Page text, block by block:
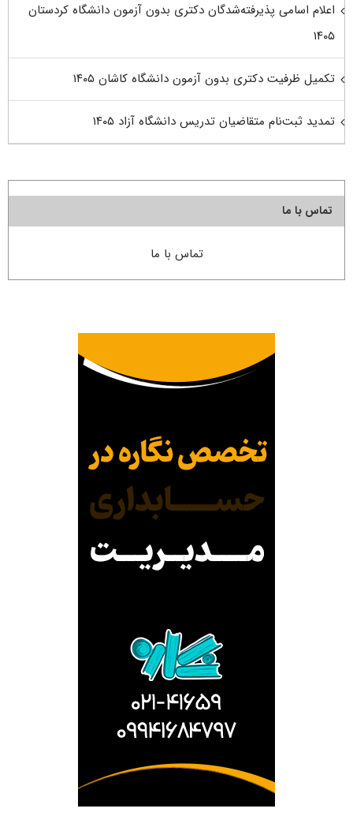
اعلام اسامی پذیرفته‌شدگان دکتری بدون آزمون دانشگاه کردستان
۱۴۰۵
تکمیل ظرفیت دکتری بدون آزمون دانشگاه کاشان ۱۴۰۵
تمدید ثبت‌نام متقاضیان تدریس دانشگاه آزاد ۱۴۰۵
تماس با ما
تماس با ما